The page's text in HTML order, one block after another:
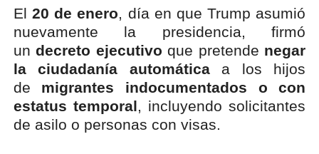
El20 de enero, día en que Trump asumió
nuevamente la presidencia, firmó
undecreto ejecutivo que pretende negar
la ciudadanía automáticaa los hijos
de migrantes indocumentados o con
estatus temporal, incluyendo solicitantes
de asilo o personas con visas.